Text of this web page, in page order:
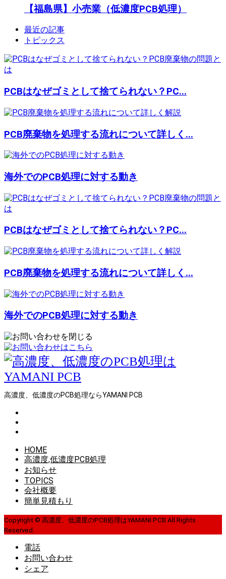
【福島県】小売業（低濃度PCB処理）
最近の記事
トピックス
PCBはなぜゴミとして捨てられない？PC...
PCB廃棄物を処理する流れについて詳しく...
海外でのPCB処理に対する動き
PCBはなぜゴミとして捨てられない？PC...
PCB廃棄物を処理する流れについて詳しく...
海外でのPCB処理に対する動き
高濃度、低濃度のPCB処理ならYAMANI PCB
HOME
高濃度,低濃度PCB処理
お知らせ
TOPICS
会社概要
簡単見積もり
Copyright © 高濃度、低濃度のPCB処理はYAMANI PCB All Rights
Reserved.
電話
お問い合わせ
シェア